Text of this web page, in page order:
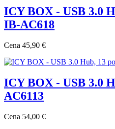
ICY BOX - USB 3.0
IB-AC618
Cena 45,90 €
ICY BOX - USB 3.0
AC6113
Cena 54,00 €